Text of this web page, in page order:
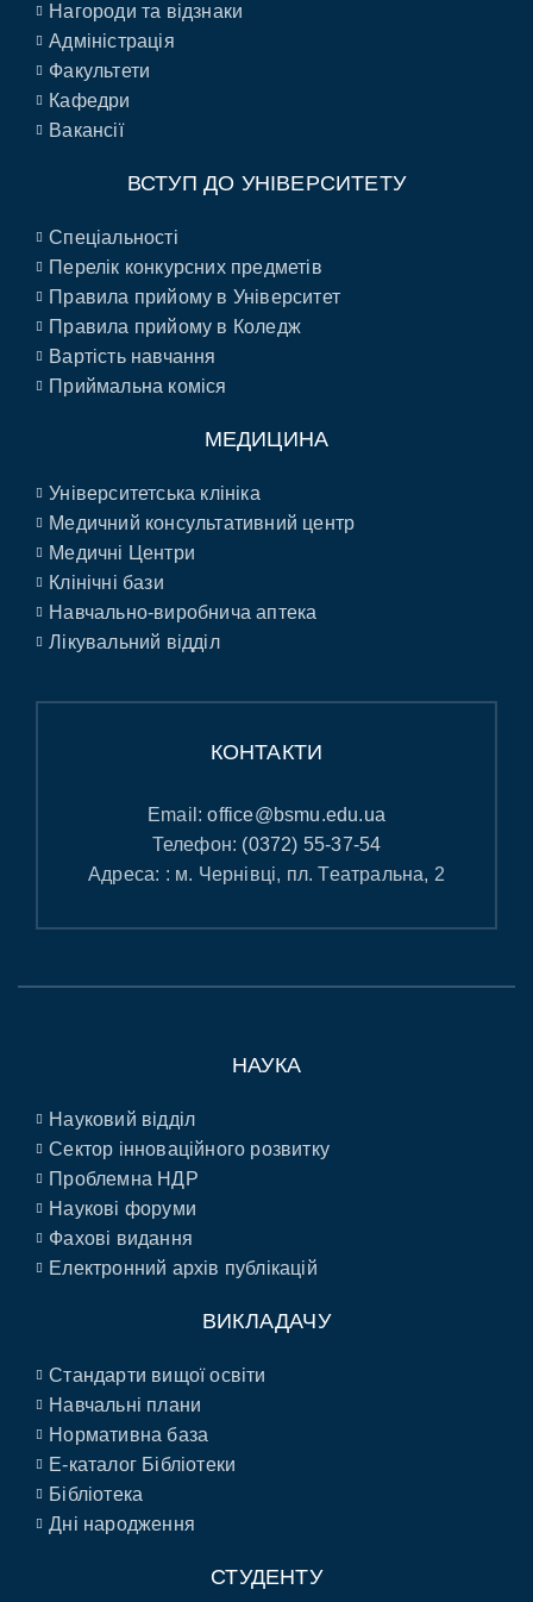
Нагороди та відзнаки
Адміністрація
Факультети
Кафедри
Вакансії
ВСТУП ДО УНІВЕРСИТЕТУ
Спеціальності
Перелік конкурсних предметів
Правила прийому в Університет
Правила прийому в Коледж
Вартість навчання
Приймальна коміся
МЕДИЦИНА
Університетська клініка
Медичний консультативний центр
Медичні Центри
Клінічні бази
Навчально-виробнича аптека
Лікувальний відділ
КОНТАКТИ
Email:office@bsmu.edu.ua
Телефон: (0372) 55-37-54
Адреса: : м. Чернівці, пл. Театральна, 2
НАУКА
Науковий відділ
Сектор інноваційного розвитку
Проблемна НДР
Наукові форуми
Фахові видання
Електронний архів публікацій
ВИКЛАДАЧУ
Стандарти вищої освіти
Навчальні плани
Нормативна база
E-каталог Бібліотеки
Бібліотека
Дні народження
СТУДЕНТУ